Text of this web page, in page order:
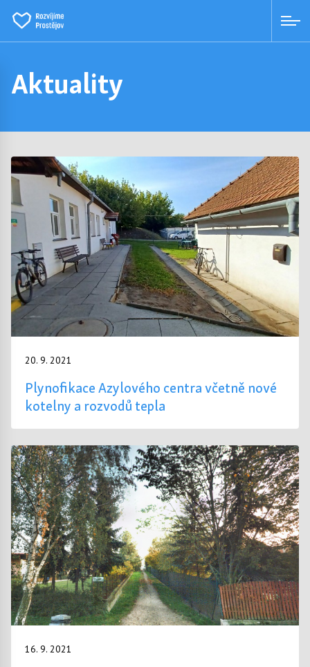
Aktuality
20. 9. 2021
Plynofikace Azylového centra včetně nové
kotelny a rozvodů tepla
16. 9. 2021